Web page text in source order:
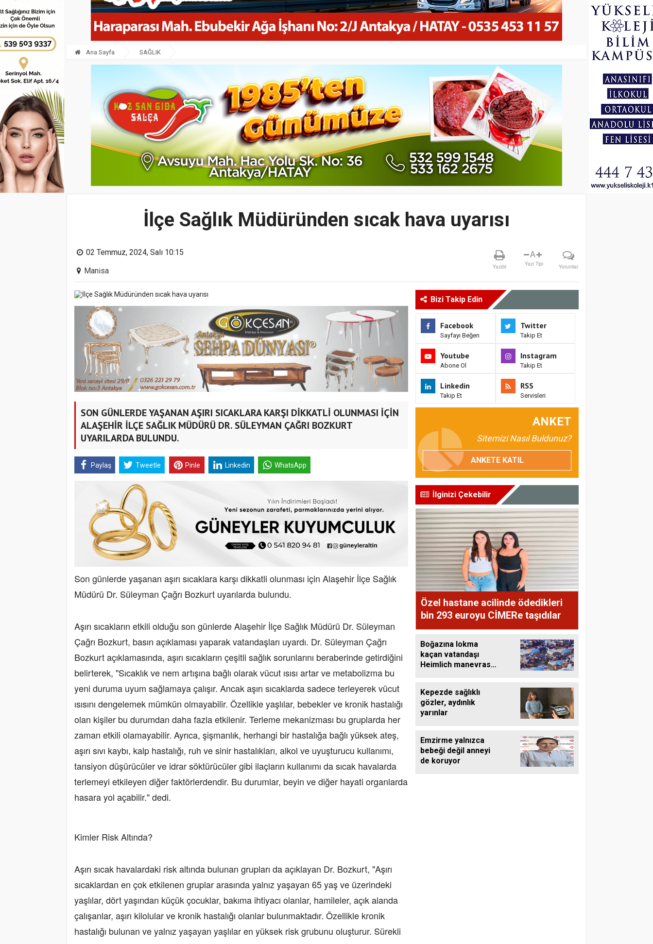
Ana Sayfa SAĞLIK
İlçe Sağlık Müdüründen sıcak hava uyarısı
02 Temmuz, 2024, Salı 10:15
Manisa
Yazdır
A
Yazı Tipi Yorumlar
SON GÜNLERDE YAŞANAN AŞIRI SICAKLARA KARŞI DİKKATLİ OLUNMASI İÇİN
ALAŞEHİR İLÇE SAĞLIK MÜDÜRÜ DR. SÜLEYMAN ÇAĞRI BOZKURT
UYARILARDA BULUNDU.
Paylaş Tweetle Pinle Linkedin WhatsApp
Son günlerde yaşanan aşırı sıcaklara karşı dikkatli olunması için Alaşehir İlçe Sağlık
Müdürü Dr. Süleyman Çağrı Bozkurt uyarılarda bulundu.
Aşırı sıcakların etkili olduğu son günlerde Alaşehir İlçe Sağlık Müdürü Dr. Süleyman
Çağrı Bozkurt, basın açıklaması yaparak vatandaşları uyardı. Dr. Süleyman Çağrı
Bozkurt açıklamasında, aşırı sıcakların çeşitli sağlık sorunlarını beraberinde getirdiğini
belirterek, "Sıcaklık ve nem artışına bağlı olarak vücut ısısı artar ve metabolizma bu
yeni duruma uyum sağlamaya çalışır. Ancak aşırı sıcaklarda sadece terleyerek vücut
ısısını dengelemek mümkün olmayabilir. Özellikle yaşlılar, bebekler ve kronik hastalığı
olan kişiler bu durumdan daha fazla etkilenir. Terleme mekanizması bu gruplarda her
zaman etkili olamayabilir. Ayrıca, şişmanlık, herhangi bir hastalığa bağlı yüksek ateş,
aşırı sıvı kaybı, kalp hastalığı, ruh ve sinir hastalıkları, alkol ve uyuşturucu kullanımı,
tansiyon düşürücüler ve idrar söktürücüler gibi ilaçların kullanımı da sıcak havalarda
terlemeyi etkileyen diğer faktörlerdendir. Bu durumlar, beyin ve diğer hayati organlarda
hasara yol açabilir." dedi.
Kimler Risk Altında?
Aşırı sıcak havalardaki risk altında bulunan grupları da açıklayan Dr. Bozkurt, "Aşırı
sıcaklardan en çok etkilenen gruplar arasında yalnız yaşayan 65 yaş ve üzerindeki
yaşlılar, dört yaşından küçük çocuklar, bakıma ihtiyacı olanlar, hamileler, açık alanda
çalışanlar, aşırı kilolular ve kronik hastalığı olanlar bulunmaktadır. Özellikle kronik
hastalığı bulunan ve yalnız yaşayan yaşlılar en yüksek risk grubunu oluşturur. Sürekli
Bizi Takip Edin
Facebook
Sayfayı Beğen
Twitter
Takip Et
Youtube
Abone Ol
Instagram
Takip Et
Linkedin
Takip Et
RSS
Servisleri
ANKET
Sitemizi Nasıl Buldunuz?
ANKETE KATIL
İlginizi Çekebilir
Özel hastane acilinde ödedikleri
bin 293 euroyu CİMERe taşıdılar
Boğazına lokma
kaçan vatandaşı
Heimlich manevrası
Kepezde sağlıklı
gözler, aydınlık
yarınlar
Emzirme yalnızca
bebeği değil anneyi
de koruyor